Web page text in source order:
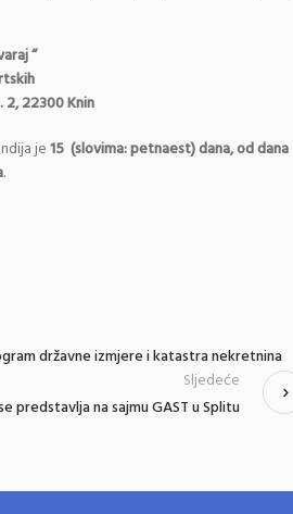
“
2, 22300 Knin
je15 (slovima: petnaest) dana, od dana
.
državne izmjere i katastra nekretnina
predstavlja na sajmu GAST u Splitu
Sljedeće